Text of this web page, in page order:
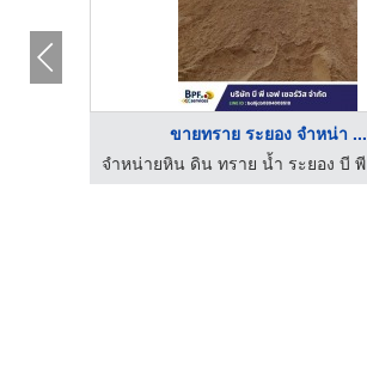
ขายทราย ระยอง จำหน่า ...